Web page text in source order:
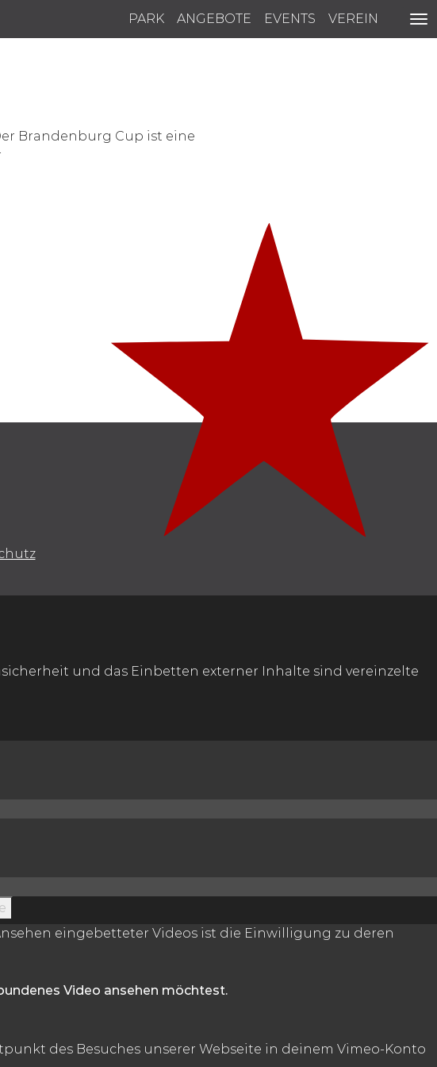
PARK ANGEBOTE EVENTS VEREIN
Brandenburg Cup ist eine
und das Einbetten externer Inhalte sind vereinzelte
eingebetteter Videos ist die Einwilligung zu deren
Video ansehen möchtest.
des Besuches unserer Webseite in deinem Vimeo-Konto